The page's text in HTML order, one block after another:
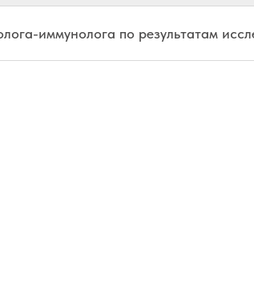
иммунолога по результатам